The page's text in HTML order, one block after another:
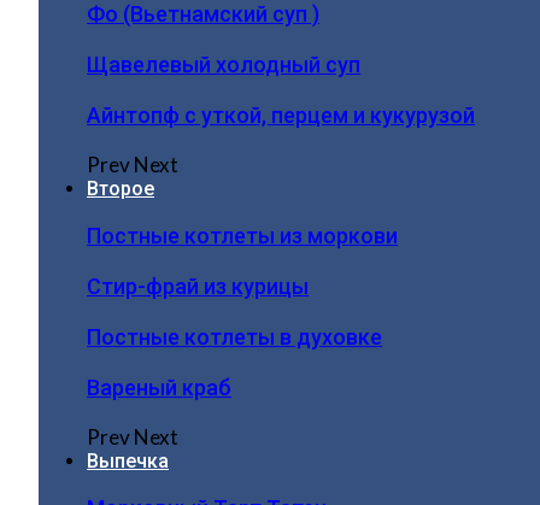
Фо (Вьетнамский суп )
Щавелевый холодный суп
Айнтопф с уткой, перцем и кукурузой
PrevNext
Второе
Постные котлеты из моркови
Стир-фрай из курицы
Постные котлеты в духовке
Вареный краб
PrevNext
Выпечка